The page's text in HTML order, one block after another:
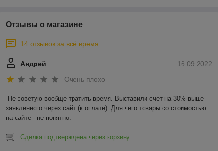
Отзывы о магазине
14 отзывов за всё время
16.09.2022
Андрей
Очень плохо
Не советую вообще тратить время. Выставили счет на 30% выше
заявленного через сайт (к оплате). Для чего товары со стоимостью
на сайте - не понятно.
Сделка подтверждена через корзину